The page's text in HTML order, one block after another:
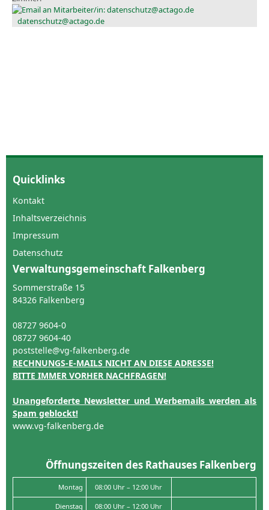
datenschutz@actago.de
Quicklinks
Kontakt
Inhaltsverzeichnis
Impressum
Datenschutz
Verwaltungsgemeinschaft Falkenberg
Sommerstraße 15
84326 Falkenberg
08727 9604-0
08727 9604-40
poststelle@vg-falkenberg.de
RECHNUNGS-E-MAILS NICHT AN DIESE ADRESSE!
BITTE IMMER VORHER NACHFRAGEN!
Unangeforderte Newsletter und Werbemails werden als
Spam geblockt!
www.vg-falkenberg.de
Öffnungszeiten des Rathauses Falkenberg
Montag 08:00 Uhr – 12:00 Uhr
Dienstag 08:00 Uhr – 12:00 Uhr